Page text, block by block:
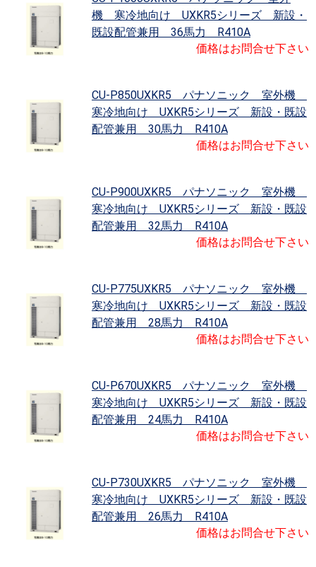
機 寒冷地向け UXKR5シリーズ 新設・
既設配管兼用 36馬力 R410A
価格はお問合せ下さい
CU-P850UXKR5 パナソニック 室外機
寒冷地向け UXKR5シリーズ 新設・既設
配管兼用 30馬力 R410A
価格はお問合せ下さい
CU-P900UXKR5 パナソニック 室外機
寒冷地向け UXKR5シリーズ 新設・既設
配管兼用 32馬力 R410A
価格はお問合せ下さい
CU-P775UXKR5 パナソニック 室外機
寒冷地向け UXKR5シリーズ 新設・既設
配管兼用 28馬力 R410A
価格はお問合せ下さい
CU-P670UXKR5 パナソニック 室外機
寒冷地向け UXKR5シリーズ 新設・既設
配管兼用 24馬力 R410A
価格はお問合せ下さい
CU-P730UXKR5 パナソニック 室外機
寒冷地向け UXKR5シリーズ 新設・既設
配管兼用 26馬力 R410A
価格はお問合せ下さい